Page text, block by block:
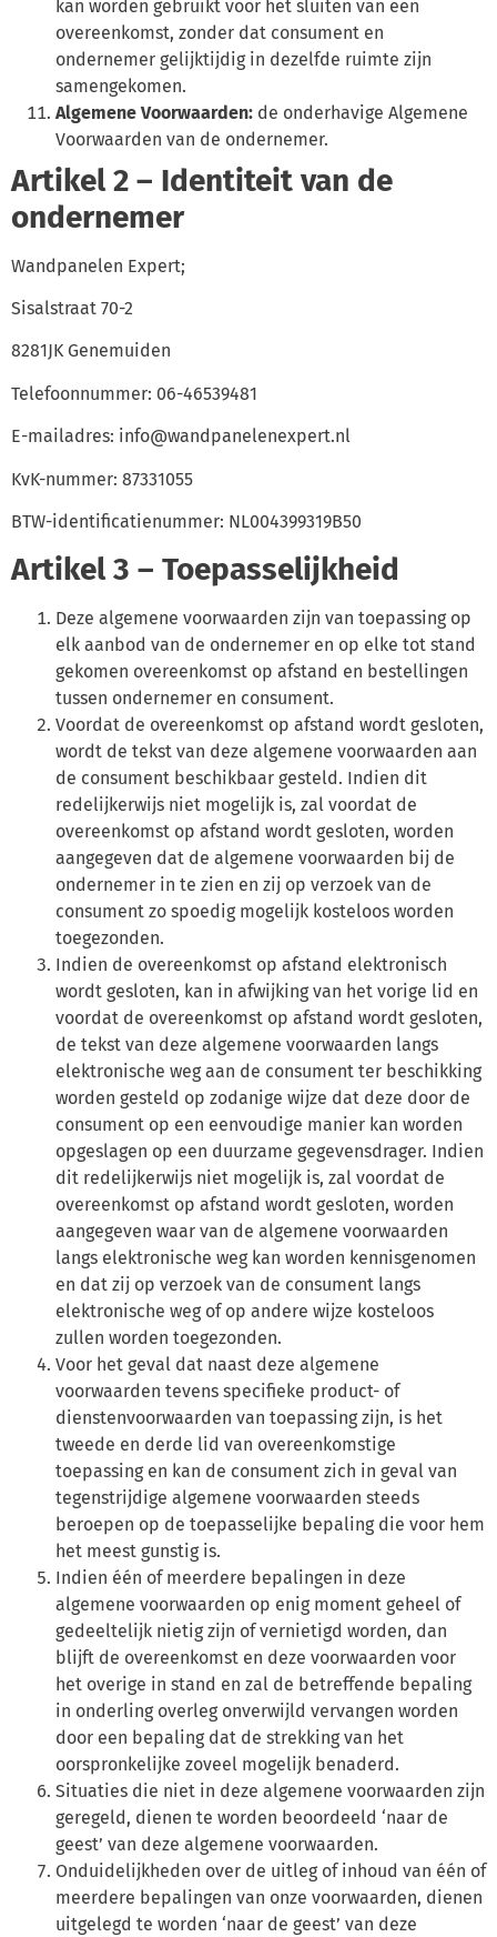
kan worden gebruikt voor het sluiten van een
overeenkomst, zonder dat consument en
ondernemer gelijktijdig in dezelfde ruimte zijn
samengekomen.
Algemene Voorwaarden: de onderhavige Algemene
Voorwaarden van de ondernemer.
Artikel 2 – Identiteit van de
ondernemer
Wandpanelen Expert;
Sisalstraat 70-2
8281JK Genemuiden
Telefoonnummer: 06-46539481
E-mailadres: info@wandpanelenexpert.nl
KvK-nummer: 87331055
BTW-identificatienummer: NL004399319B50
Artikel 3 – Toepasselijkheid
Deze algemene voorwaarden zijn van toepassing op
elk aanbod van de ondernemer en op elke tot stand
gekomen overeenkomst op afstand en bestellingen
tussen ondernemer en consument.
Voordat de overeenkomst op afstand wordt gesloten,
wordt de tekst van deze algemene voorwaarden aan
de consument beschikbaar gesteld. Indien dit
redelijkerwijs niet mogelijk is, zal voordat de
overeenkomst op afstand wordt gesloten, worden
aangegeven dat de algemene voorwaarden bij de
ondernemer in te zien en zij op verzoek van de
consument zo spoedig mogelijk kosteloos worden
toegezonden.
Indien de overeenkomst op afstand elektronisch
wordt gesloten, kan in afwijking van het vorige lid en
voordat de overeenkomst op afstand wordt gesloten,
de tekst van deze algemene voorwaarden langs
elektronische weg aan de consument ter beschikking
worden gesteld op zodanige wijze dat deze door de
consument op een eenvoudige manier kan worden
opgeslagen op een duurzame gegevensdrager. Indien
dit redelijkerwijs niet mogelijk is, zal voordat de
overeenkomst op afstand wordt gesloten, worden
aangegeven waar van de algemene voorwaarden
langs elektronische weg kan worden kennisgenomen
en dat zij op verzoek van de consument langs
elektronische weg of op andere wijze kosteloos
zullen worden toegezonden.
Voor het geval dat naast deze algemene
voorwaarden tevens specifieke product- of
dienstenvoorwaarden van toepassing zijn, is het
tweede en derde lid van overeenkomstige
toepassing en kan de consument zich in geval van
tegenstrijdige algemene voorwaarden steeds
beroepen op de toepasselijke bepaling die voor hem
het meest gunstig is.
Indien één of meerdere bepalingen in deze
algemene voorwaarden op enig moment geheel of
gedeeltelijk nietig zijn of vernietigd worden, dan
blijft de overeenkomst en deze voorwaarden voor
het overige in stand en zal de betreffende bepaling
in onderling overleg onverwijld vervangen worden
door een bepaling dat de strekking van het
oorspronkelijke zoveel mogelijk benaderd.
Situaties die niet in deze algemene voorwaarden zijn
geregeld, dienen te worden beoordeeld ‘naar de
geest’ van deze algemene voorwaarden.
Onduidelijkheden over de uitleg of inhoud van één of
meerdere bepalingen van onze voorwaarden, dienen
uitgelegd te worden ‘naar de geest’ van deze